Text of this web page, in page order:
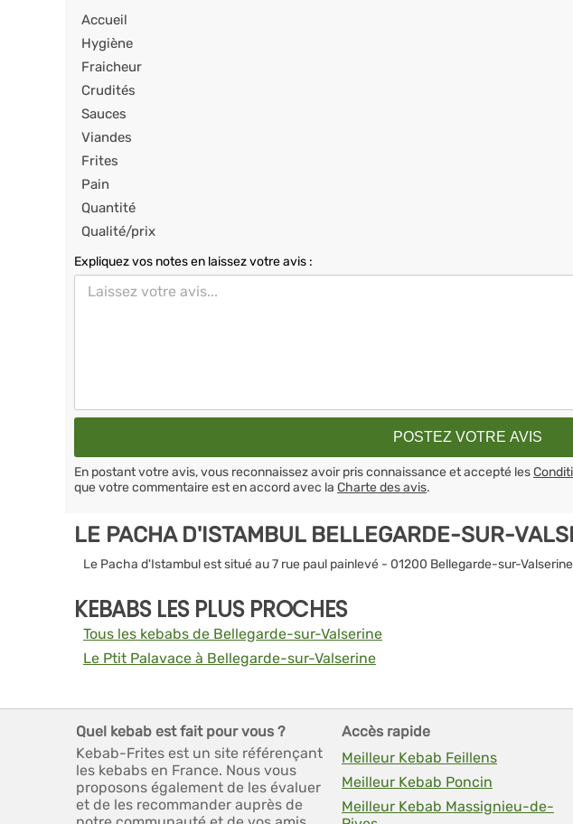
Accueil
Hygiène
Fraicheur
Crudités
Sauces
Viandes
Frites
Pain
Quantité
Qualité/prix
Expliquez vos notes en laissez votre avis :
En postant votre avis, vous reconnaissez avoir pris connaissance et accepté les
que votre commentaire est en accord avec la Charte des avis.
LE PACHA D'ISTAMBUL BELLEGARDE-SUR-
Le Pacha d'Istambul est situé au 7 rue paul painlevé - 01200 Bellegarde-sur-
KEBABS LES PLUS PROCHES
Tous les kebabs de Bellegarde-sur-Valserine
Le Ptit Palavace à Bellegarde-sur-Valserine
Quel kebab est fait pour vous ?
Kebab-Frites est un site référençant
les kebabs en France. Nous vous
proposons également de les évaluer
et de les recommander auprès de
Accès rapide
Meilleur Kebab Feillens
Meilleur Kebab Poncin
Meilleur Kebab Massignieu-de-